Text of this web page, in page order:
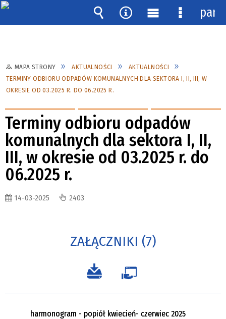
MAPA STRONY AKTUALNOŚCI
AKTUALNOŚCI
TERMINY ODBIORU ODPADÓW KOMUNALNYCH DLA SEKTORA I, II, III, W
OKRESIE OD 03.2025 R. DO 06.2025 R.
Terminy odbioru odpadów
komunalnych dla sektora I, II,
III, w okresie od 03.2025 r. do
06.2025 r.
14-03-2025 2403
ZAŁĄCZNIKI (7)
harmonogram - popiół kwiecień- czerwiec 2025
Wyszukiwarka
Narzędzia
MenuMenu